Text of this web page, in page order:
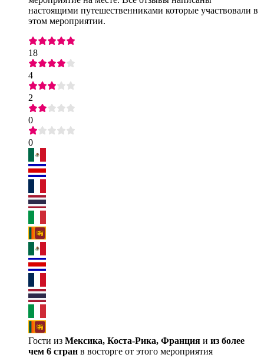
настоящими путешественниками которые участвовали в
этом мероприятии.
18
4
2
0
0
Гости из Мексика, Коста-Рика, Франция и из более
чем 6 стран в восторге от этого мероприятия